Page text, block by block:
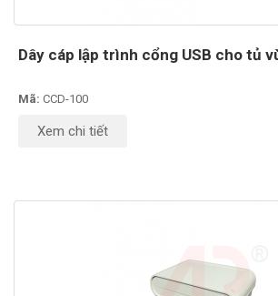
Dây cáp lập trình cổng USB cho tủ
Mã: CCD-100
Xem chi tiết